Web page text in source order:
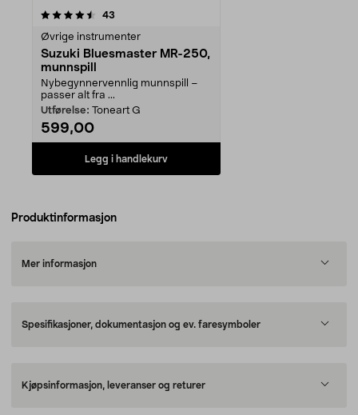
43
Øvrige instrumenter
Suzuki Bluesmaster MR-250,
munnspill
Nybegynnervennlig munnspill –
passer alt fra ...
Utførelse: Toneart G
599,00
Legg i handlekurv
Produktinformasjon
Mer informasjon
Spesifikasjoner, dokumentasjon og ev. faresymboler
Kjøpsinformasjon, leveranser og returer